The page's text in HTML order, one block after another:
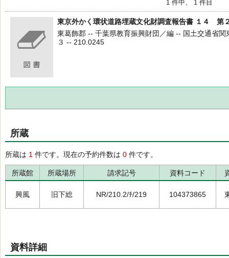
1 件中、 1 件目
東京外かく環状道路埋蔵文化財調査報告書 １４ 第
東葛飾郡 -- 千葉県教育振興財団／編 -- 国土交通省
３ -- 210.0245
所蔵
所蔵は 1 件です。現在の予約件数は 0 件です。
所蔵館 所蔵場所 請求記号 資料コード
興風 旧下総 NR/210.2/ﾁ/219 104373865
資料詳細